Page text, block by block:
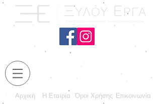
Αρχική Η Εταιρία Όροι Χρήσης Επικοινωνία